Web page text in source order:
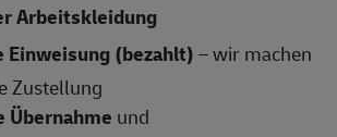
Arbeitskleidung
Einweisung (bezahlt)– wir machen
Zustellung
und